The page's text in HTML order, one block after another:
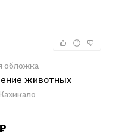
обложка
животных